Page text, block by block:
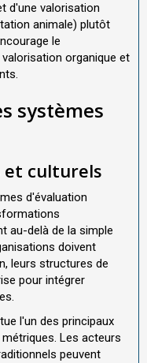
d'une valorisation
animale) plutôt
le
organique et
systèmes
et culturels
d'évaluation
au-delà de la simple
doivent
leurs structures de
pour intégrer
l'un des principaux
Les acteurs
peuvent